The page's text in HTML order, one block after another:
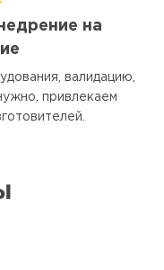
на
валидацию,
привлекаем